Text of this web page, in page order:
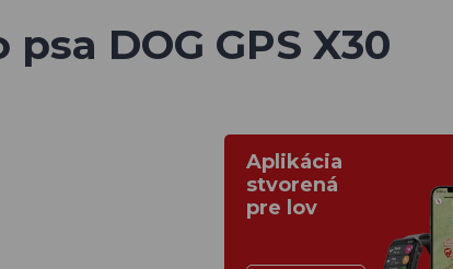
DOG GPS X30
Aplikácia
stvorená
pre lov